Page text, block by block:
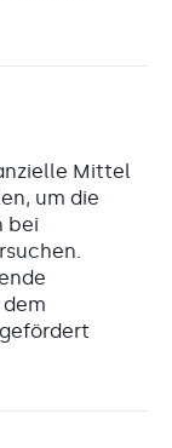
Mittel
um die
bei